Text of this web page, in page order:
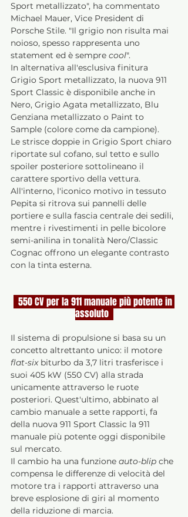
Sport metallizzato", ha commentato
Michael Mauer, Vice President di
Porsche Stile. "Il grigio non risulta mai
noioso, spesso rappresenta uno
statement ed è sempre cool".
In alternativa all'esclusiva finitura
Grigio Sport metallizzato, la nuova 911
Sport Classic è disponibile anche in
Nero, Grigio Agata metallizzato, Blu
Genziana metallizzato o Paint to
Sample (colore come da campione).
Le strisce doppie in Grigio Sport chiaro
riportate sul cofano, sul tetto e sullo
spoiler posteriore sottolineano il
carattere sportivo della vettura.
All'interno, l'iconico motivo in tessuto
Pepita si ritrova sui pannelli delle
portiere e sulla fascia centrale dei sedili,
mentre i rivestimenti in pelle bicolore
semi-anilina in tonalità Nero/Classic
Cognac offrono un elegante contrasto
con la tinta esterna.
assoluto
Il sistema di propulsione si basa su un
concetto altrettanto unico: il motore
flat-six biturbo da 3,7 litri trasferisce i
suoi 405 kW (550 CV) alla strada
unicamente attraverso le ruote
posteriori. Quest'ultimo, abbinato al
cambio manuale a sette rapporti, fa
della nuova 911 Sport Classic la 911
manuale più potente oggi disponibile
sul mercato.
Il cambio ha una funzione auto-blip che
compensa le differenze di velocità del
motore tra i rapporti attraverso una
breve esplosione di giri al momento
della riduzione di marcia.